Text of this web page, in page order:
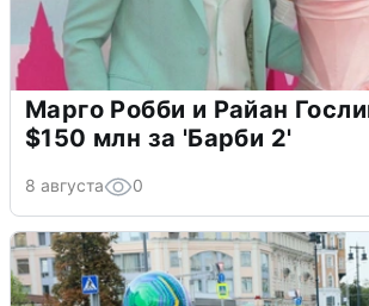
Марго Робби и Райан
$150 млн за 'Барби 2'
8 августа 0